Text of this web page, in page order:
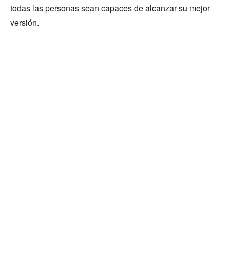
todas las personas sean capaces de alcanzar su mejor
versión.